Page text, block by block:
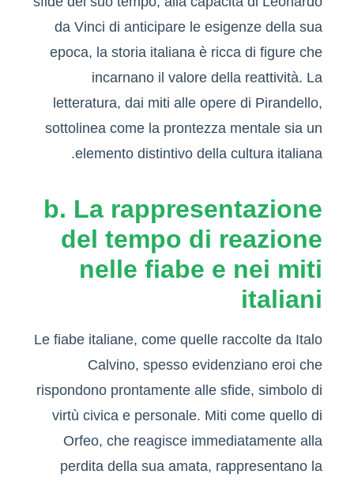
da Vinci di anticipare le esigenze della sua
epoca, la storia italiana è ricca di figure che
incarnano il valore della reattività. La
letteratura, dai miti alle opere di Pirandello,
sottolinea come la prontezza mentale sia un
elemento distintivo della cultura italiana.
b. La rappresentazione
del tempo di reazione
nelle fiabe e nei miti
italiani
Le fiabe italiane, come quelle raccolte da Italo
Calvino, spesso evidenziano eroi che
rispondono prontamente alle sfide, simbolo di
virtù civica e personale. Miti come quello di
Orfeo, che reagisce immediatamente alla
perdita della sua amata, rappresentano la